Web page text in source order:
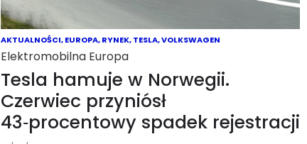
AKTUALNOŚCI,EUROPA,RYNEK,TESLA,VOLKSWAGEN
Elektromobilna Europa
Tesla hamuje w Norwegii.
Czerwiec przyniósł
43‑procentowy spadek rejestracji